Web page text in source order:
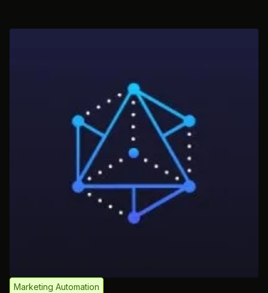
Marketing Automation